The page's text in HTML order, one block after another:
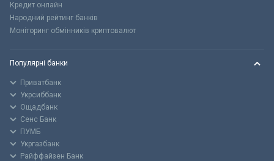
Кредит онлайн
Народний рейтинг банків
Моніторинг обмінників криптовалют
Популярні банки
Приватбанк
Укрсиббанк
Ощадбанк
Сенс Банк
ПУМБ
Укргазбанк
Райффайзен Банк